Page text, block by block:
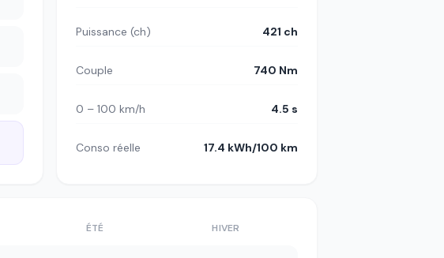
Puissance (ch) 421 ch
Couple 740 Nm
0 – 100 km/h 4.5 s
Conso réelle 17.4 kWh/100 km
ÉTÉ HIVER